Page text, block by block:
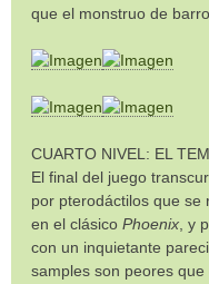
que el monstruo de
CUARTO NIVEL: EL
El final del juego
por pterodáctilos que se
en el clásico Phoenix , y
con un inquietante
samples son peores